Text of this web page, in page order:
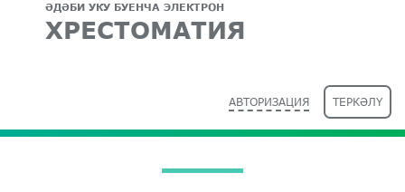
ӘДӘБИ УКУ БУЕНЧА ЭЛЕКТРОН
ХРЕСТОМАТИЯ
АВТОРИЗАЦИЯ ТЕРКӘЛҮ